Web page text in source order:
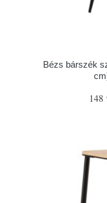
Bézs bárszék
148